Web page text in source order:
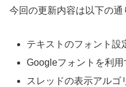
今回の更新内容は以下の通
テキストのフォント設
Googleフォントを利
スレッドの表示アルゴ